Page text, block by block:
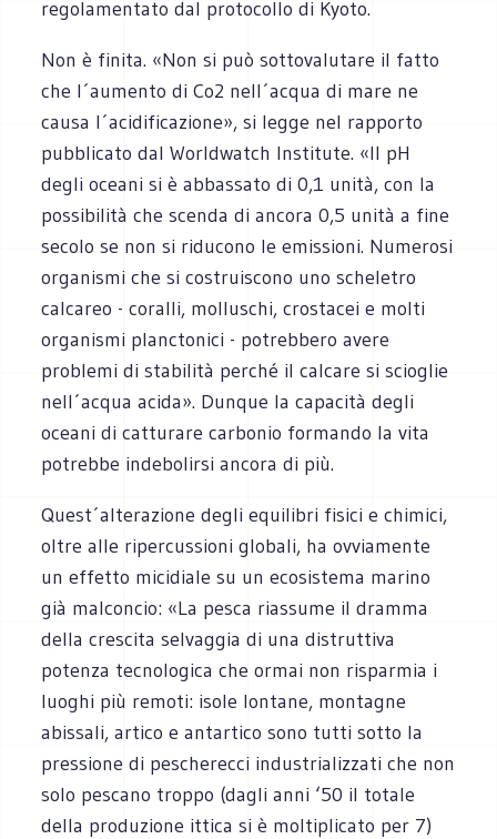
regolamentato dal protocollo di Kyoto.
Non è finita. «Non si può sottovalutare il fatto
che l´aumento di Co2 nell´acqua di mare ne
causa l´acidificazione», si legge nel rapporto
pubblicato dal Worldwatch Institute. «Il pH
degli oceani si è abbassato di 0,1 unità, con la
possibilità che scenda di ancora 0,5 unità a fine
secolo se non si riducono le emissioni. Numerosi
organismi che si costruiscono uno scheletro
calcareo - coralli, molluschi, crostacei e molti
organismi planctonici - potrebbero avere
problemi di stabilità perché il calcare si scioglie
nell´acqua acida». Dunque la capacità degli
oceani di catturare carbonio formando la vita
potrebbe indebolirsi ancora di più.
Quest´alterazione degli equilibri fisici e chimici,
oltre alle ripercussioni globali, ha ovviamente
un effetto micidiale su un ecosistema marino
già malconcio: «La pesca riassume il dramma
della crescita selvaggia di una distruttiva
potenza tecnologica che ormai non risparmia i
luoghi più remoti: isole lontane, montagne
abissali, artico e antartico sono tutti sotto la
pressione di pescherecci industrializzati che non
solo pescano troppo (dagli anni ‘50 il totale
della produzione ittica si è moltiplicato per 7)